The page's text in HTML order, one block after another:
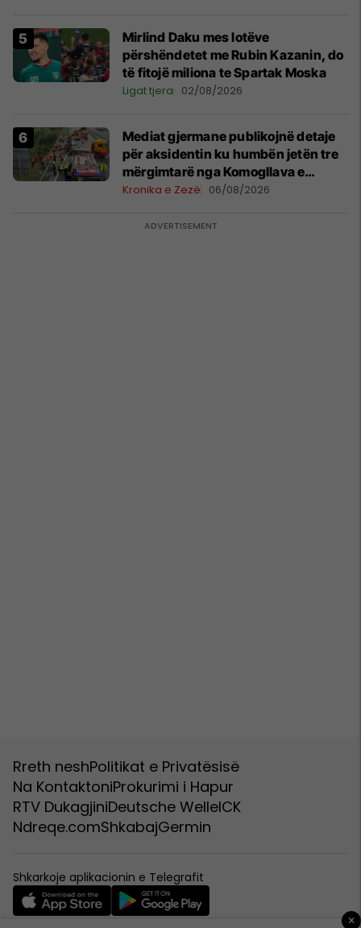
Mirlind Daku mes lotëve
përshëndetet me Rubin Kazanin, do
të fitojë miliona te Spartak Moska
Ligat tjera 02/08/2026
Mediat gjermane publikojnë detaje
për aksidentin ku humbën jetën tre
mërgimtarë nga Komogllava e
Ferizajt
Kronika e Zezë 06/08/2026
Rreth neshPolitikat e Privatësisë
Na KontaktoniProkurimi i Hapur
RTV DukagjiniDeutsche WelleICK
Ndreqe.comShkabajGermin
Shkarkoje aplikacionin e Telegrafit
×